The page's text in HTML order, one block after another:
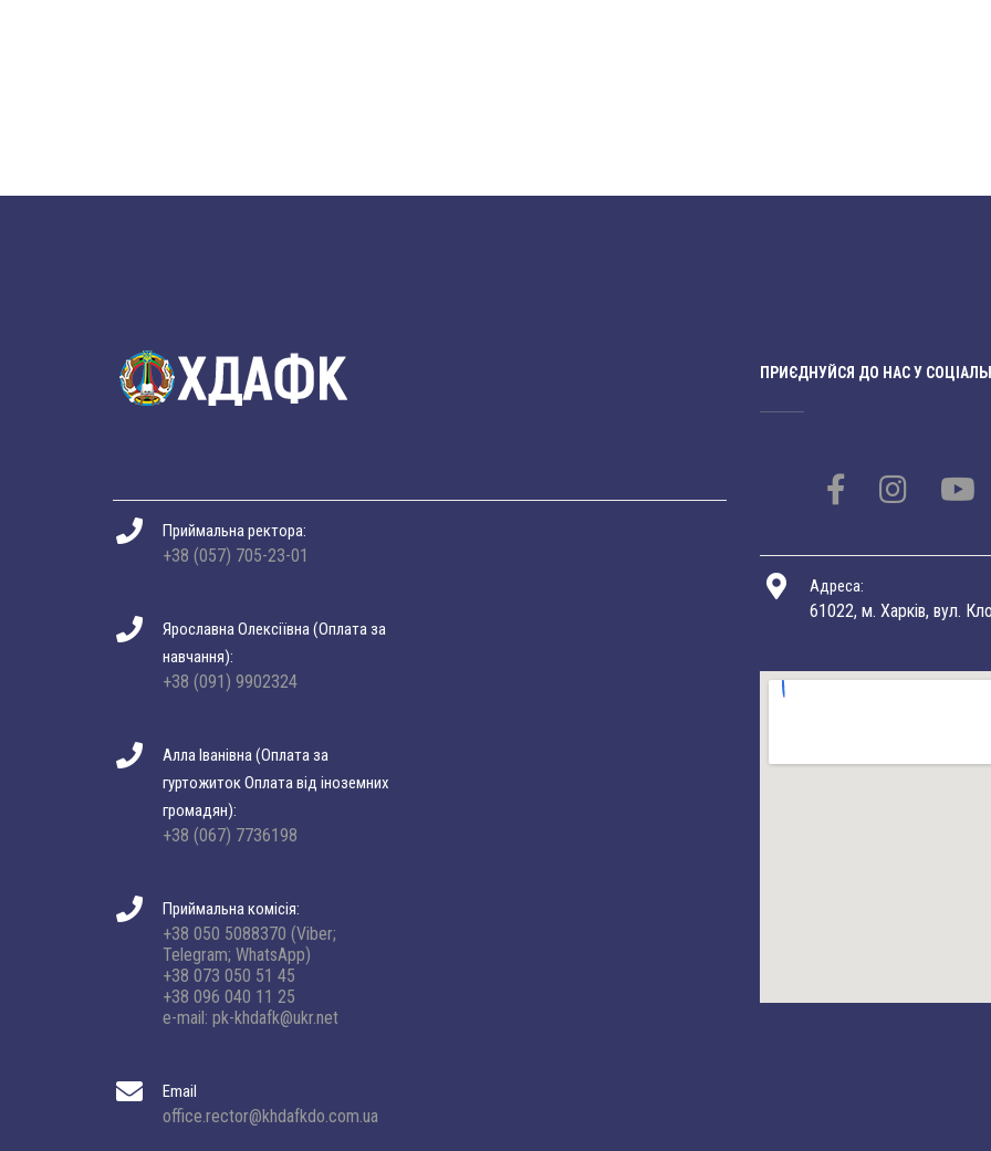
Приймальна ректора:
+38 (057) 705-23-01
Ярославна Олексіївна (Оплата за
навчання):
+38 (091) 9902324
Алла Іванівна (Оплата за
гуртожиток Оплата від іноземних
громадян):
+38 (067) 7736198
Приймальна комісія:
+38 050 5088370 (Viber;
Telegram; WhatsApp)
+38 073 050 51 45
+38 096 040 11 25
e-mail: pk-khdafk@ukr.net
Email
office.rector@khdafkdo.com.ua
ПРИЄДНУЙСЯ ДО НАС У
Адреса:
61022, м. Харків, вул.